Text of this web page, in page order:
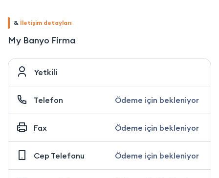
& İletişim detayları
My Banyo Firma
Yetkili
Telefon Ödeme için bekleniyor
Fax Ödeme için bekleniyor
Cep Telefonu Ödeme için bekleniyor